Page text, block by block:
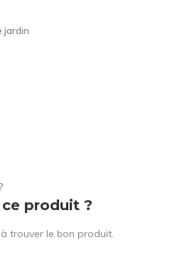
jardin
produit ?
trouver le bon produit.